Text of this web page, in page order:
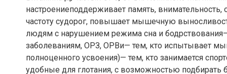
настроениеподдерживает память,
частоту судорог, повышает мышечную
людям с нарушением режима сна и
заболеваниям, ОРЗ, ОРВи— тем, кто испытывает
полноценного усвоения)— тем, кто занимается
удобные для глотания, с возможностью